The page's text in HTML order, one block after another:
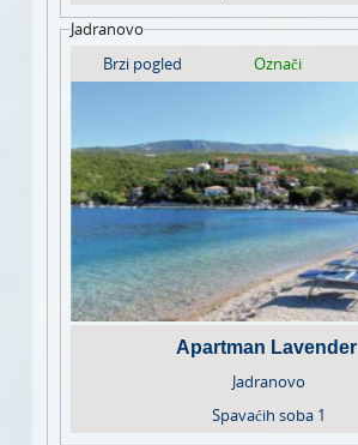
Jadranovo
Brzi pogled
Označi
Apartman Lavender
Jadranovo
Spavaćih soba 1